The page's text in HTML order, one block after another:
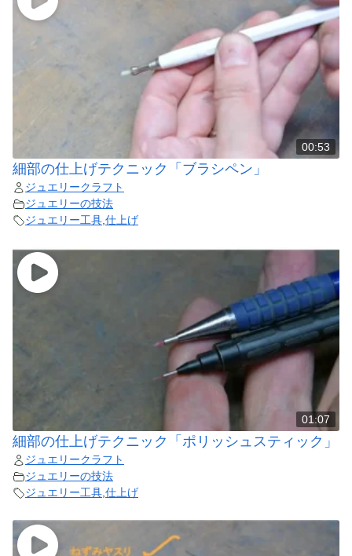
00:53
細部の仕上げテクニック「ブラシペン」
ジュエリークラフト
ジュエリーの技法
ジュエリー工具,仕上げ
01:07
細部の仕上げテクニック「ポリッシュスティック」
ジュエリークラフト
ジュエリーの技法
ジュエリー工具,仕上げ